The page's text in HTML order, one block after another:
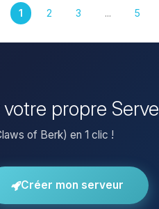
1 2 3 ... 5
propre
of Berk) en 1 clic !
Créer mon serveur